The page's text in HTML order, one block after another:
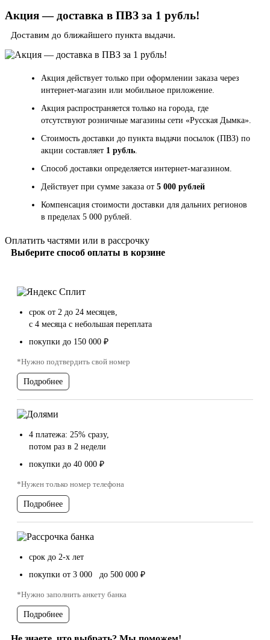
Акция — доставка в ПВЗ за 1 рубль!
Доставим до ближайшего пункта выдачи.
Акция действует только при оформлении заказа через
интернет-магазин или мобильное приложение.
Акция распространяется только на города, где
отсутствуют розничные магазины сети «Русская Дымка».
Стоимость доставки до пункта выдачи посылок (ПВЗ) по
акции составляет 1 рубль.
Способ доставки определяется интернет-магазином.
Действует при сумме заказа от 5 000 рублей
Компенсация стоимости доставки для дальних регионов
в пределах 5 000 рублей.
Оплатить частями или в рассрочку
Выберите способ оплаты в корзине
срок от 2 до 24 месяцев,
с 4 месяца с небольшая переплата
покупки до 150 000 ₽
*Нужно подтвердить свой номер
Подробнее
4 платежа: 25% сразу,
потом раз в 2 недели
покупки до 40 000 ₽
*Нужен только номер телефона
Подробнее
срок до 2-х лет
покупки от 3 000 до 500 000 ₽
*Нужно заполнить анкету банка
Подробнее